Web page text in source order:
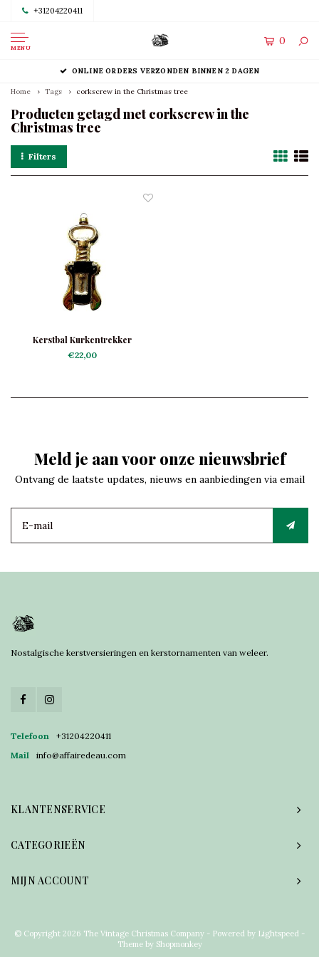
+31204220411
MENU
0
ONLINE ORDERS VERZONDEN BINNEN 2 DAGEN
Home Tags corkscrew in the Christmas tree
Producten getagd met corkscrew in the
Christmas tree
Filters
Kerstbal Kurkentrekker
€22,00
Meld je aan voor onze nieuwsbrief
Ontvang de laatste updates, nieuws en aanbiedingen via email
Nostalgische kerstversieringen en kerstornamenten van weleer.
Telefoon
+31204220411
Mail
info@affairedeau.com
KLANTENSERVICE
CATEGORIEËN
MIJN ACCOUNT
© Copyright 2026 The Vintage Christmas Company - Powered by Lightspeed -
Theme by Shopmonkey